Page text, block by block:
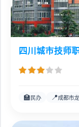
四川城市技师
🏫 民办 📍成都市